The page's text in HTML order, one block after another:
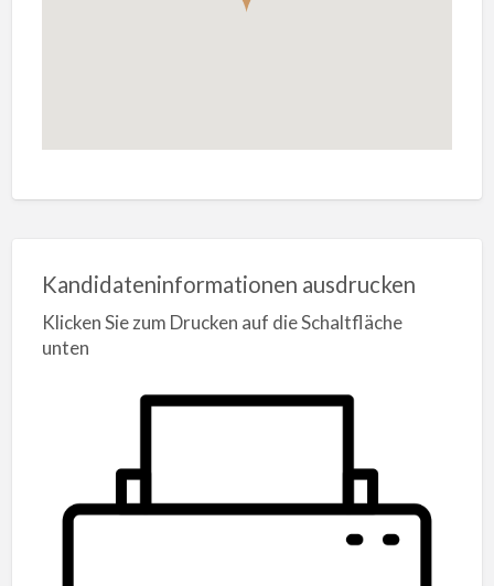
Kandidateninformationen ausdrucken
Klicken Sie zum Drucken auf die Schaltfläche
unten